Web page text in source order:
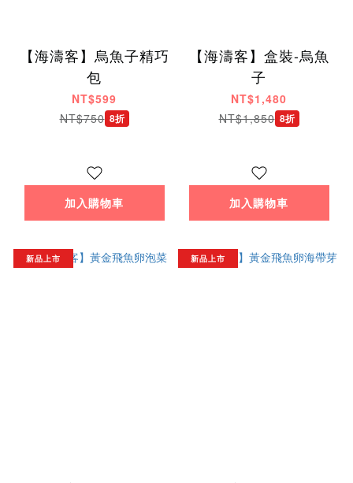
【海濤客】烏魚子精巧
包
NT$599
NT$750 8折
加入購物車
【海濤客】盒裝-烏魚
子
NT$1,480
NT$1,850 8折
加入購物車
新品上市 新品上市